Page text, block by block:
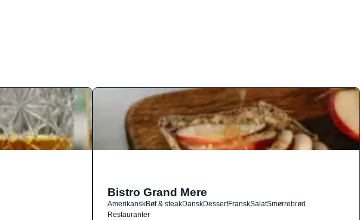
Bistro Grand Mere
AmerikanskBøf & steakDanskDessertFranskSalatSmørrebrød
Restauranter